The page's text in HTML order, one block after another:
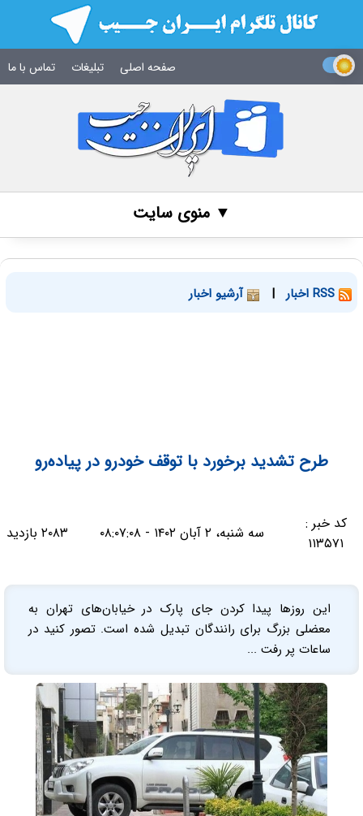
صفحه اصلی تبلیغات تماس با ما
▼ منوی سایت
| آرشیو اخبار
طرح تشدید برخورد با توقف خودرو در پیاده‌رو
کد خبر :
۱۱۳۵۷۱
سه شنبه، ۲ آبان ۱۴۰۲ - ۰۸:۰۷:۰۸ ۲۰۸۳ بازدید
این روزها پیدا کردن جای پارک در خیابان‌های تهران به
معضلی بزرگ برای رانندگان تبدیل شده است. تصور کنید در
ساعات پر رفت ...